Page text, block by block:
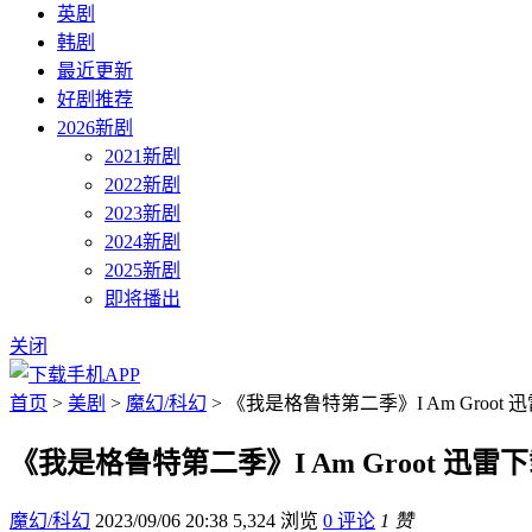
英剧
韩剧
最近更新
好剧推荐
2026新剧
2021新剧
2022新剧
2023新剧
2024新剧
2025新剧
即将播出
关闭
首页 > 美剧 > 魔幻/科幻 > 《我是格鲁特第二季》I Am Groot
《我是格鲁特第二季》I Am Groot 迅雷
魔幻/科幻 2023/09/06 20:38 5,324 浏览 0 评论 1 赞